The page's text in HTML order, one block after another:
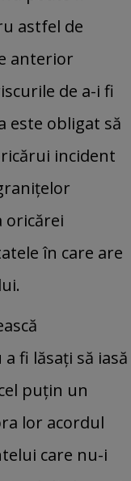
astfel de
anterior
de a-i fi
este obligat să
incident
oricărei
în care are
fi lăsaţi să iasă
puţin un
lor acordul
care nu-i